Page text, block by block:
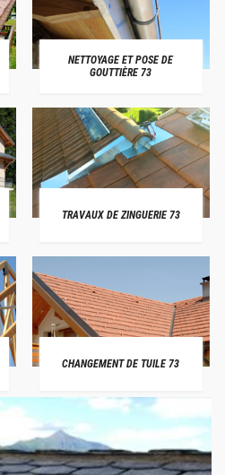
NETTOYAGE ET POSE DE
GOUTTIÈRE 73
TRAVAUX DE ZINGUERIE 73
CHANGEMENT DE TUILE 73